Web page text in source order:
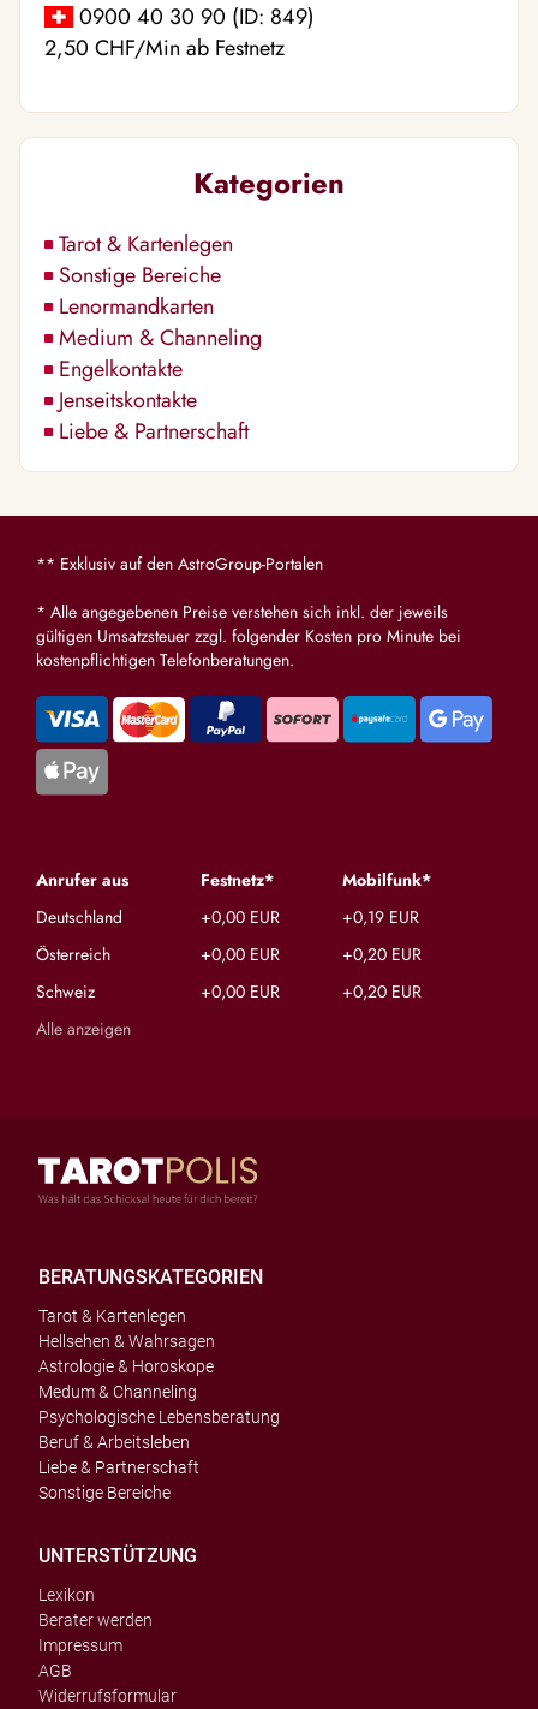
0900 40 30 90 (ID: 849)
2,50 CHF/Min ab Festnetz
Kategorien
Tarot & Kartenlegen
Sonstige Bereiche
Lenormandkarten
Medium & Channeling
Engelkontakte
Jenseitskontakte
Liebe & Partnerschaft
** Exklusiv auf den AstroGroup-Portalen
* Alle angegebenen Preise verstehen sich inkl. der jeweils
gültigen Umsatzsteuer zzgl. folgender Kosten pro Minute bei
kostenpflichtigen Telefonberatungen.
Anrufer aus Festnetz*
Mobilfunk*
Deutschland
+0,00 EUR
+0,19 EUR
Österreich
+0,00 EUR
+0,20 EUR
Schweiz
+0,00 EUR
+0,20 EUR
Alle anzeigen
BERATUNGSKATEGORIEN
Tarot & Kartenlegen
Hellsehen & Wahrsagen
Astrologie & Horoskope
Medum & Channeling
Psychologische Lebensberatung
Beruf & Arbeitsleben
Liebe & Partnerschaft
Sonstige Bereiche
UNTERSTÜTZUNG
Lexikon
Berater werden
Impressum
AGB
Widerrufsformular